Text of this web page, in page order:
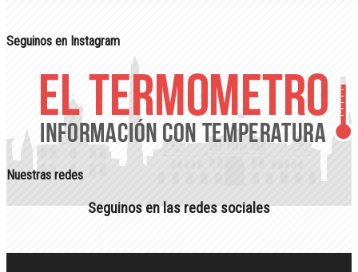
Seguinos en Instagram
Nuestras redes
Seguinos en las redes sociales